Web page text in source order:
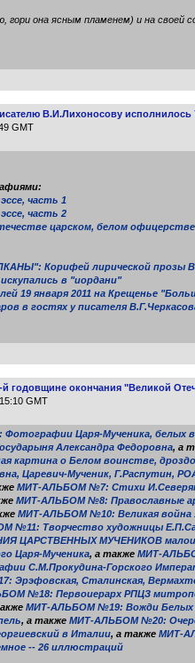
гори она ясным пламенем) и на своей
В.И.Лихоносову
GMT
часть 1
часть 2
царском, белом офицерстве
Корифей лирической прозы
в "иордани"
19 января 2011 на Крещенье
в гостях у писателя
годовщине окончания "Великой
GMT
Царя-Мученика, белых
Александра Федоровна, а
картина о Белом воинстве,
Царевич-Мученик, Г.Распутин,
МИТ-АЛЬБОМ №7: Стихи
МИТ-АЛЬБОМ №8: Православные
МИТ-АЛЬБОМ №10: Великая война
№11: Творчество художницы
ЦАРСТВЕННЫХ МУЧЕНИКОВ
Царя-Мученика, а также МИТ-
С.М.Прокудина-Горского
Сталинская,
№18: Первоиерарх РПЦЗ
МИТ-АЛЬБОМ №19: Вожди Белых
, а также МИТ-АЛЬБОМ №20:
в Италии, а также МИТ-
-- 26 иллюстраций